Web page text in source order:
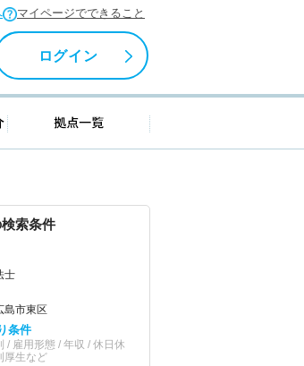
マイページでできること
ログイン
キャリアアドバイザー紹介 拠点一覧
索条件
士
島市東区
条件
/ 雇用形態 / 年収 / 休日休
厚生など